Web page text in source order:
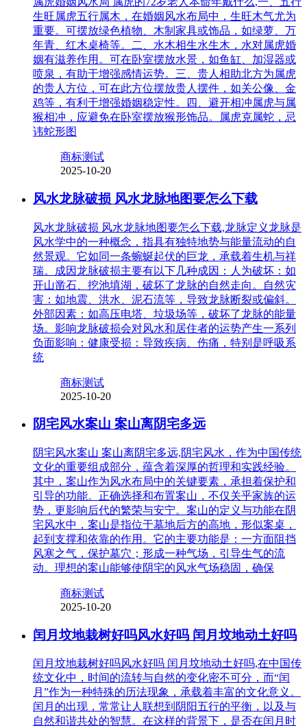
生旺属虎五行属木，在婚姻风水布局中，生旺木气尤为
重要。可摆放绿色植物、木制家具或饰品，如绿萝、万
年青、红木桌椅等。二、水木相生水生木，水对属虎婚
姻有滋养作用。可在卧室摆放水景，如鱼缸、加湿器或
喷泉，有助于增强感情运势。三、贵人相助北方为属虎
的贵人方位，可在此方位摆放贵人摆件，如关公像、金
鸡等，有利于增强婚姻稳定性。四、避开相冲属虎与属
猴相冲，应避免在卧室摆放猴形饰品。属虎克属蛇，忌
讳蛇形图
商标测试
2025-10-20
风水龙脉破损 风水龙脉地图要怎么下载
风水龙脉破损 风水龙脉地图要怎么下载,龙脉定义龙脉是
风水学中的一种概念，指具有独特地势与能量流动的自
然景观。它如同一条蜿蜒起伏的巨龙，承载着生机与祥
瑞。成因龙脉破损主要有以下几种成因：人为破坏：如
开山凿石、挖池填湖，破坏了龙脉的自然走向。自然灾
害：如地震、洪水、泥石流等，导致龙脉断裂或偏斜。
外部因素：如高压电塔、垃圾场等，破坏了龙脉的能量
场。影响龙脉破损会对风水和居住者的运势产生一系列
负面影响：健康受损：导致疾病、伤痛，特别是呼吸系
统
商标测试
2025-10-20
阴宅风水案山 案山离阴宅多远
阴宅风水案山 案山离阴宅多远,阴宅风水，作为中国传统
文化的重要组成部分，蕴含着深厚的哲理和实践经验。
其中，案山作为风水布局中的关键要素，承担着保护和
引导的功能。正确选择和布置案山，不仅关乎家族的运
势，更影响后代的繁荣与安宁。案山的定义与功能在阴
宅风水中，案山是指位于墓地后方的高地，形似案桌，
起到支撑和依靠的作用。它的主要功能是：一方面阻挡
风寒之气，保护墓穴；形成一种气场，引导生气的流
动。理想的案山能够使阴宅的风水气场稳固，确保
商标测试
2025-10-20
闰月坟地栽树好吗风水好吗 闰月坟地动土好吗
闰月坟地栽树好吗风水好吗 闰月坟地动土好吗,在中国传
统文化中，时间的流转与自然的变化密不可分，而“闰
月”作为一种特殊的历法现象，承载着丰富的文化意义。
闰月的出现，常常让人联想到阴阳五行的平衡，以及与
自然和谐共处的智慧。在这样的背景下，是否在闰月时